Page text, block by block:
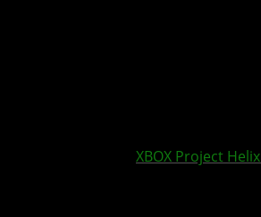
XBOX Project Helix